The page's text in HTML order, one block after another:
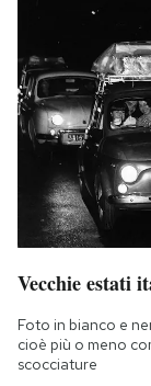
Vecchie estati
Foto in bianco e
cioè più o meno
scocciature